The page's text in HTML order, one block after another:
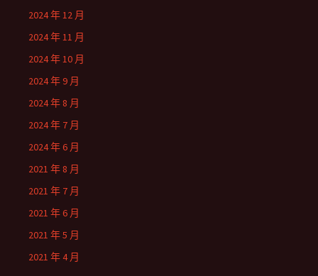
2024 年 12 月
2024 年 11 月
2024 年 10 月
2024 年 9 月
2024 年 8 月
2024 年 7 月
2024 年 6 月
2021 年 8 月
2021 年 7 月
2021 年 6 月
2021 年 5 月
2021 年 4 月